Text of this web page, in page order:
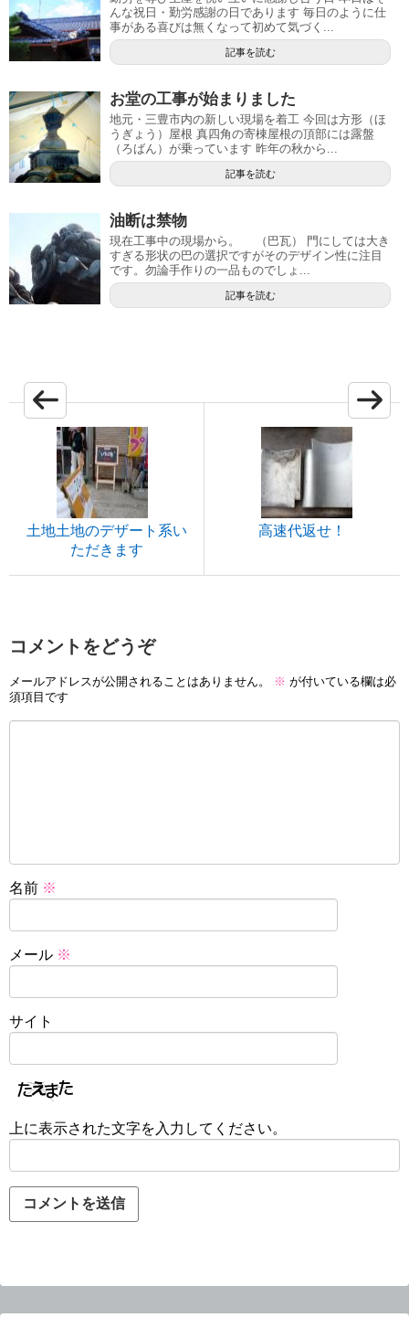
んな祝日・勤労感謝の日であります 毎日のように仕
事がある喜びは無くなって初めて気づく...
記事を読む
お堂の工事が始まりました
地元・三豊市内の新しい現場を着工 今回は方形（ほ
うぎょう）屋根 真四角の寄棟屋根の頂部には露盤
（ろばん）が乗っています 昨年の秋から...
記事を読む
油断は禁物
現在工事中の現場から。 （巴瓦） 門にしては大き
すぎる形状の巴の選択ですがそのデザイン性に注目
です。勿論手作りの一品ものでしょ...
記事を読む
土地土地のデザート系い
ただきます
高速代返せ！
コメントをどうぞ
メールアドレスが公開されることはありません。 ※ が付いている欄は必
須項目です
名前 ※
メール ※
サイト
上に表示された文字を入力してください。